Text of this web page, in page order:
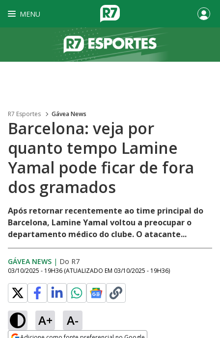
MENU
R7 Esportes Gávea News
Barcelona: veja por
quanto tempo Lamine
Yamal pode ficar de fora
dos gramados
Após retornar recentemente ao time principal do
Barcelona, Lamine Yamal voltou a preocupar o
departamento médico do clube. O atacante...
GÁVEA NEWS | Do R7
03/10/2025 - 19H36 (ATUALIZADO EM 03/10/2025 - 19H36)
A+ A-